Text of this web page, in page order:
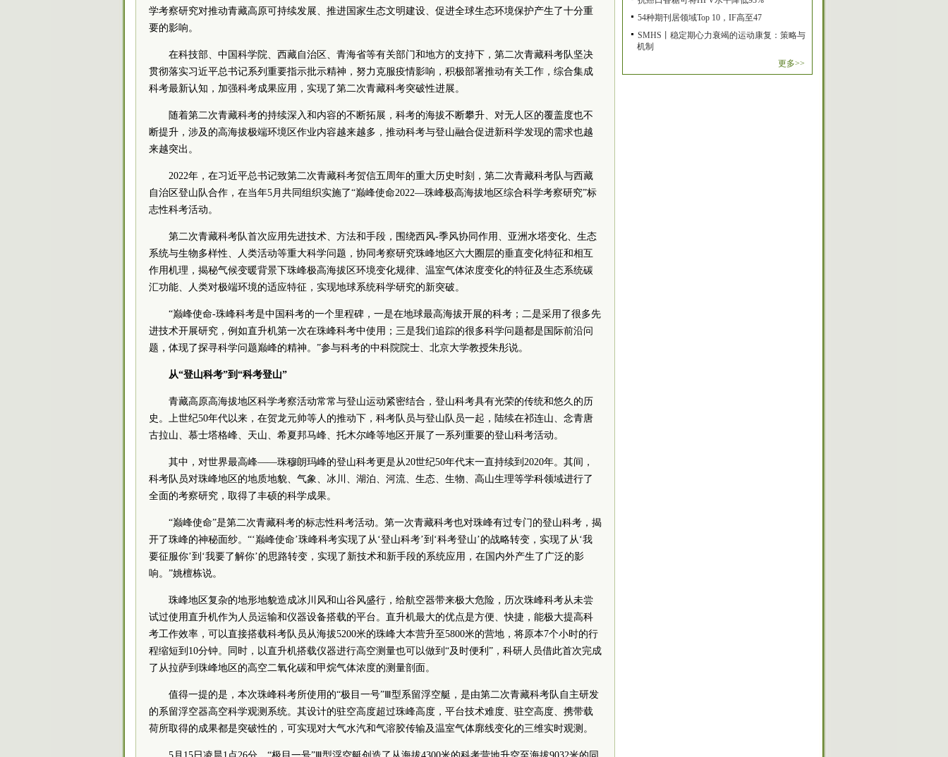
学考察研究对推动青藏高原可持续发展、推进国家生态文明建设、促进全球生态环境保护产生了十分重
要的影响。
在科技部、中国科学院、西藏自治区、青海省等有关部门和地方的支持下，第二次青藏科考队坚决
贯彻落实习近平总书记系列重要指示批示精神，努力克服疫情影响，积极部署推动有关工作，综合集成
科考最新认知，加强科考成果应用，实现了第二次青藏科考突破性进展。
随着第二次青藏科考的持续深入和内容的不断拓展，科考的海拔不断攀升、对无人区的覆盖度也不
断提升，涉及的高海拔极端环境区作业内容越来越多，推动科考与登山融合促进新科学发现的需求也越
来越突出。
2022年，在习近平总书记致第二次青藏科考贺信五周年的重大历史时刻，第二次青藏科考队与西藏
自治区登山队合作，在当年5月共同组织实施了“巅峰使命2022—珠峰极高海拔地区综合科学考察研究”标
志性科考活动。
第二次青藏科考队首次应用先进技术、方法和手段，围绕西风-季风协同作用、亚洲水塔变化、生态
系统与生物多样性、人类活动等重大科学问题，协同考察研究珠峰地区六大圈层的垂直变化特征和相互
作用机理，揭秘气候变暖背景下珠峰极高海拔区环境变化规律、温室气体浓度变化的特征及生态系统碳
汇功能、人类对极端环境的适应特征，实现地球系统科学研究的新突破。
“巅峰使命-珠峰科考是中国科考的一个里程碑，一是在地球最高海拔开展的科考；二是采用了很多先
进技术开展研究，例如直升机第一次在珠峰科考中使用；三是我们追踪的很多科学问题都是国际前沿问
题，体现了探寻科学问题巅峰的精神。”参与科考的中科院院士、北京大学教授朱彤说。
从“登山科考”到“科考登山”
青藏高原高海拔地区科学考察活动常常与登山运动紧密结合，登山科考具有光荣的传统和悠久的历
史。上世纪50年代以来，在贺龙元帅等人的推动下，科考队员与登山队员一起，陆续在祁连山、念青唐
古拉山、慕士塔格峰、天山、希夏邦马峰、托木尔峰等地区开展了一系列重要的登山科考活动。
其中，对世界最高峰——珠穆朗玛峰的登山科考更是从20世纪50年代末一直持续到2020年。其间，
科考队员对珠峰地区的地质地貌、气象、冰川、湖泊、河流、生态、生物、高山生理等学科领域进行了
全面的考察研究，取得了丰硕的科学成果。
“巅峰使命”是第二次青藏科考的标志性科考活动。第一次青藏科考也对珠峰有过专门的登山科考，揭
开了珠峰的神秘面纱。“‘巅峰使命’珠峰科考实现了从‘登山科考’到‘科考登山’的战略转变，实现了从‘我
要征服你’到‘我要了解你’的思路转变，实现了新技术和新手段的系统应用，在国内外产生了广泛的影
响。”姚檀栋说。
珠峰地区复杂的地形地貌造成冰川风和山谷风盛行，给航空器带来极大危险，历次珠峰科考从未尝
试过使用直升机作为人员运输和仪器设备搭载的平台。直升机最大的优点是方便、快捷，能极大提高科
考工作效率，可以直接搭载科考队员从海拔5200米的珠峰大本营升至5800米的营地，将原本7个小时的行
程缩短到10分钟。同时，以直升机搭载仪器进行高空测量也可以做到“及时便利”，科研人员借此首次完成
了从拉萨到珠峰地区的高空二氧化碳和甲烷气体浓度的测量剖面。
值得一提的是，本次珠峰科考所使用的“极目一号”Ⅲ型系留浮空艇，是由第二次青藏科考队自主研发
的系留浮空器高空科学观测系统。其设计的驻空高度超过珠峰高度，平台技术难度、驻空高度、携带载
荷所取得的成果都是突破性的，可实现对大气水汽和气溶胶传输及温室气体廓线变化的三维实时观测。
54种期刊居领域Top 10，IF高至47
SMHS丨稳定期心力衰竭的运动康复：策略与
机制
更多>>